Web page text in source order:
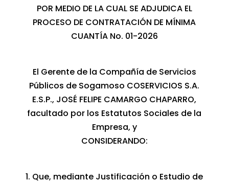
POR MEDIO DE LA CUAL SE ADJUDICA EL
PROCESO DE CONTRATACIÓN DE MÍNIMA
CUANTÍA No. 01-2026
El Gerente de la Compañía de Servicios
Públicos de Sogamoso COSERVICIOS S.A.
E.S.P., JOSÉ FELIPE CAMARGO CHAPARRO,
facultado por los Estatutos Sociales de la
Empresa, y
CONSIDERANDO:
1. Que, mediante Justificación o Estudio de